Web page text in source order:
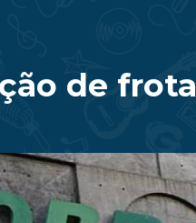
de frota